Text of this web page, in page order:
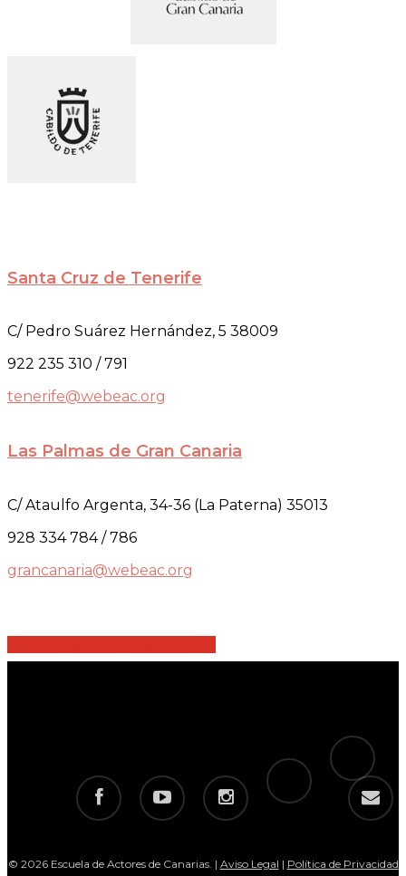
Santa Cruz de Tenerife
C/ Pedro Suárez Hernández, 5 38009
922 235 310 / 791
tenerife@webeac.org
Las Palmas de Gran Canaria
C/ Ataulfo Argenta, 34-36 (La Paterna) 35013
928 334 784 / 786
grancanaria@webeac.org
facebook youtube instagram
telegram
tiktok
email
© 2026 Escuela de Actores de Canarias. | Aviso Legal | Política de Privacidad